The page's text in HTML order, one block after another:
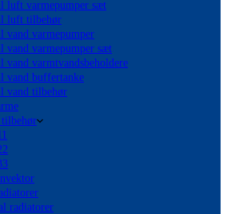
luft varmepumper sæt
luft tilbehør
vand varmepumper
vand varmepumper sæt
varmtvandsbeholdere
vand buffertanke
vand tilbehør
radiatorer